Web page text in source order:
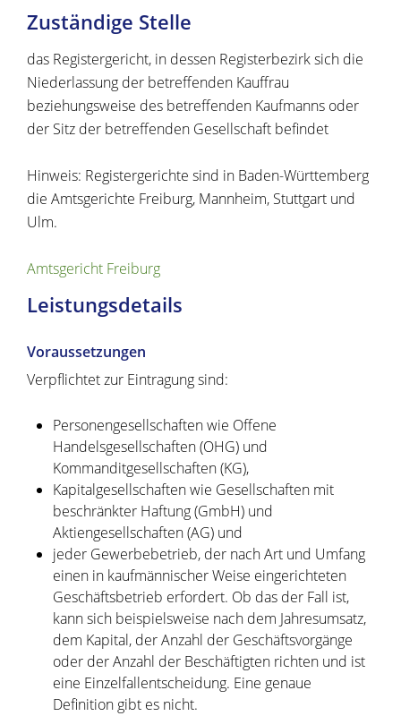
Zuständige Stelle
das Registergericht, in dessen Registerbezirk sich die
Niederlassung der betreffenden Kauffrau
beziehungsweise des betreffenden Kaufmanns oder
der Sitz der betreffenden Gesellschaft befindet
Hinweis: Registergerichte sind in Baden-Württemberg
die Amtsgerichte Freiburg, Mannheim, Stuttgart und
Ulm.
Amtsgericht Freiburg
Leistungsdetails
Voraussetzungen
Verpflichtet zur Eintragung sind:
Personengesellschaften wie Offene
Handelsgesellschaften (OHG) und
Kommanditgesellschaften (KG),
Kapitalgesellschaften wie Gesellschaften mit
beschränkter Haftung (GmbH) und
Aktiengesellschaften (AG) und
jeder Gewerbebetrieb, der nach Art und Umfang
einen in kaufmännischer Weise eingerichteten
Geschäftsbetrieb erfordert. Ob das der Fall ist,
kann sich beispielsweise nach dem Jahresumsatz,
dem Kapital, der Anzahl der Geschäftsvorgänge
oder der Anzahl der Beschäftigten richten und ist
eine Einzelfallentscheidung. Eine genaue
Definition gibt es nicht.